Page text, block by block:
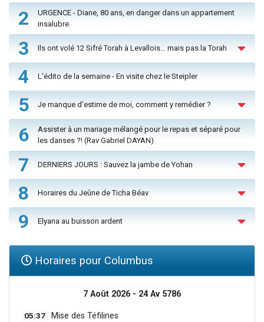
2
URGENCE - Diane, 80 ans, en danger dans un appartement
insalubre
3 Ils ont volé 12 Sifré Torah à Levallois… mais pas la Torah
4 L'édito de la semaine - En visite chez le Steipler
5 Je manque d'estime de moi, comment y remédier ?
6
Assister à un mariage mélangé pour le repas et séparé pour
les danses ?! (Rav Gabriel DAYAN)
7 DERNIERS JOURS : Sauvez la jambe de Yohan
8 Horaires du Jeûne de Ticha Béav
9 Elyana au buisson ardent
Horaires pour Columbus
7 Août 2026 - 24 Av 5786
05:37 Mise des Téfilines